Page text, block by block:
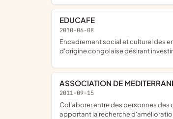
EDUCAFE
2010-06-08
encadrement social et culturel des enfants et des femmes issues de l'immigration ; promouvoir et encourager les initiatives entreprenariales des ressortissants français et/ou
d'origine congolaise désirant
ASSOCIATION DE
2011-09-15
collaborer entre des personnes des deux continents Europe- Afrique du Nord pour mieux partager traditions, savoir faire culinaire, animations diverses, etc ; création de projets
apportant la recherche